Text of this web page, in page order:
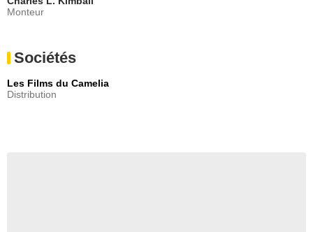
Monteur
Sociétés
Les Films du Camelia
Distribution